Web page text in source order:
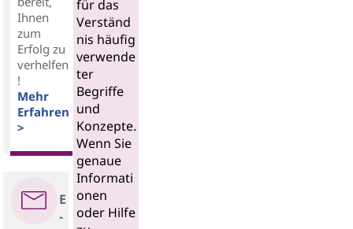
Ihnen
zum
Erfolg zu
verhelfen
!
Mehr
Erfahren
>
E
-
für das
Verständ
nis häufig
verwende
ter
Begriffe
und
Konzepte.
Wenn Sie
genaue
Informati
onen
oder Hilfe